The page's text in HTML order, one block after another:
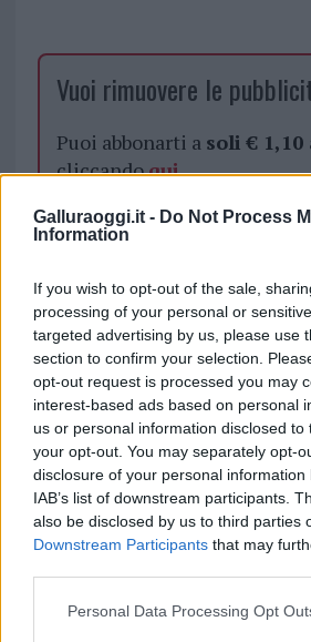
Galluraoggi.it - Do Not Process
Information
If you wish to opt-out of the sale,
processing of your personal or
targeted advertising by us, please use
section to confirm your selection.
opt-out request is processed you may
interest-based ads based on personal
us or personal information disclosed
your opt-out. You may separately opt-
disclosure of your personal
IAB’s list of downstream participants.
also be disclosed by us to third parties
Downstream Participants that may
Please note that this website/app uses
Personal Data Processing Opt
Vuoi rimuovere le
Puoi abbonarti a soli € 1,10
cliccandoqui
Sei già abbonato?
Puoi effettuare l'accesso
sezioneLogindal menù
cliccandoqui
TEMI:
Carlo Duilio Viti
Notizie Sant Antonio Gallura
Inviaci le tue
i tuoi video e le